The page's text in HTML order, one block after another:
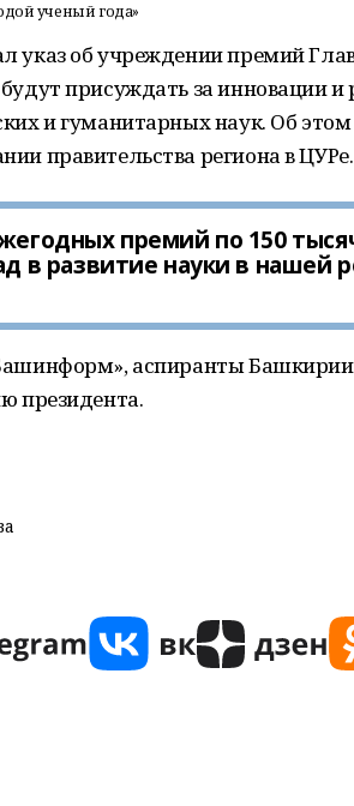
ученый года»
указ об учреждении премий
присуждать за инновации и
и гуманитарных наук. Об этом
правительства региона в ЦУРе.
премий по 150
в развитие науки в нашей
аспиранты
президента.